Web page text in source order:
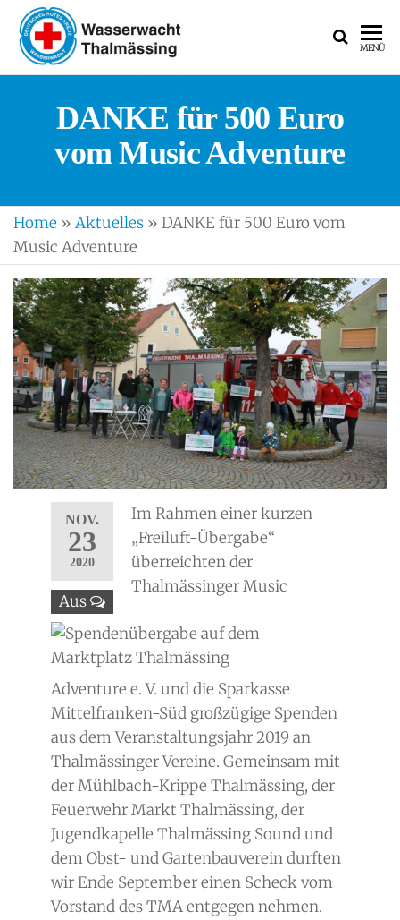
MENÜ
DANKE für 500 Euro
vom Music Adventure
Home » Aktuelles » DANKE für 500 Euro vom
Music Adventure
NOV.
23
2020
Aus
Im Rahmen einer kurzen
„Freiluft-Übergabe“
überreichten der
Thalmässinger Music
Adventure e. V. und die Sparkasse
Mittelfranken-Süd großzügige Spenden
aus dem Veranstaltungsjahr 2019 an
Thalmässinger Vereine. Gemeinsam mit
der Mühlbach-Krippe Thalmässing, der
Feuerwehr Markt Thalmässing, der
Jugendkapelle Thalmässing Sound und
dem Obst- und Gartenbauverein durften
wir Ende September einen Scheck vom
Vorstand des TMA entgegen nehmen.